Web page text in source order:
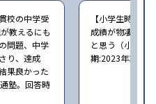
校の中学受
教えるにも
問題、中学
り、達成
果良かった
塾。回答時
【小学生時の通
成績が物凄く悪
と思う（小学6
期:2023年3月）